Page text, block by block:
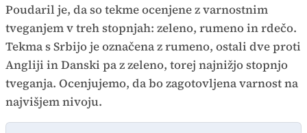
Poudaril je, da so tekme ocenjene z varnostnim
tveganjem v treh stopnjah: zeleno, rumeno in rdečo.
Tekma s Srbijo je označena z rumeno, ostali dve proti
Angliji in Danski pa z zeleno, torej najnižjo stopnjo
tveganja. Ocenjujemo, da bo zagotovljena varnost na
najvišjem nivoju.